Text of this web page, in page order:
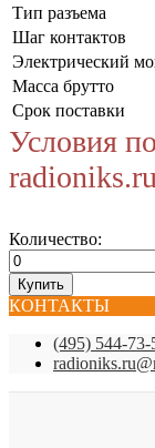
Тип разъема
Шаг контактов
Электрический
Масса брутто
Срок поставки
Условия
Количество:
КОНТАКТЫ
(495) 544-